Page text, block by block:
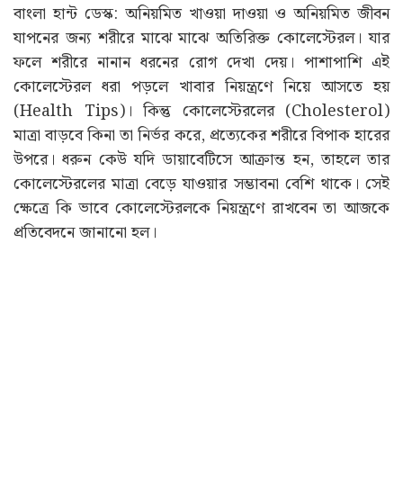
বাংলা হান্ট ডেস্ক: অনিয়মিত খাওয়া দাওয়া ও অনিয়মিত জীবন
যাপনের জন্য শরীরে মাঝে মাঝে অতিরিক্ত কোলেস্টেরল। যার
ফলে শরীরে নানান ধরনের রোগ দেখা দেয়। পাশাপাশি এই
কোলেস্টেরল ধরা পড়লে খাবার নিয়ন্ত্রণে নিয়ে আসতে হয়
(Health Tips)। কিন্তু কোলেস্টেরলের (Cholesterol)
মাত্রা বাড়বে কিনা তা নির্ভর করে, প্রত্যেকের শরীরে বিপাক হারের
উপরে। ধরুন কেউ যদি ডায়াবেটিসে আক্রান্ত হন, তাহলে তার
কোলেস্টেরলের মাত্রা বেড়ে যাওয়ার সম্ভাবনা বেশি থাকে। সেই
ক্ষেত্রে কি ভাবে কোলেস্টেরলকে নিয়ন্ত্রণে রাখবেন তা আজকে
প্রতিবেদনে জানানো হল।